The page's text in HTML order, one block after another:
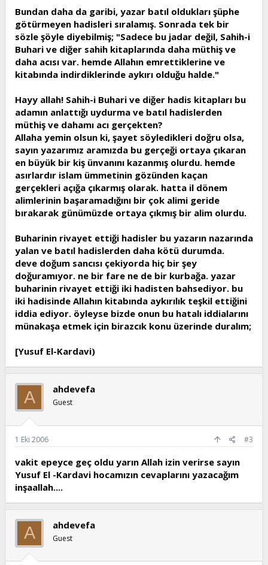
Bundan daha da garibi, yazar batıl oldukları şüphe
götürmeyen hadisleri sıralamış. Sonrada tek bir
sözle şöyle diyebilmiş; "Sadece bu jadar değil, Sahih-i
Buhari ve diğer sahih kitaplarında daha müthiş ve
daha acısı var. hemde Allahın emrettiklerine ve
kitabında indirdiklerinde aykırı olduğu halde."
Hayy allah! Sahih-i Buhari ve diğer hadis kitapları bu
adamın anlattığı uydurma ve batıl hadislerden
müthiş ve dahamı acı gerçekten?
Allaha yemin olsun ki, şayet söyledikleri doğru olsa,
sayın yazarımız aramızda bu gerçeği ortaya çıkaran
en büyük bir kiş ünvanını kazanmış olurdu. hemde
asırlardır islam ümmetinin gözünden kaçan
gerçekleri açığa çıkarmış olarak. hatta il dönem
alimlerinin başaramadığını bir çok alimi geride
bırakarak günümüzde ortaya çıkmış bir alim olurdu.
Buharinin rivayet ettiği hadisler bu yazarın nazarında
yalan ve batıl hadislerden daha kötü durumda.
deve doğum sancısı çekiyorda hiç bir şey
doğuramıyor. ne bir fare ne de bir kurbağa. yazar
buharinin rivayet ettiği iki hadisten bahsediyor. bu
iki hadisinde Allahın kitabında aykırılık teşkil ettiğini
iddia ediyor. öyleyse bizde onun bu hatalı iddialarını
münakaşa etmek için birazcık konu üzerinde duralım;
[Yusuf El-Kardavi)
A ahdevefa
Guest
1 Eki 2006 #3
vakit epeyce geç oldu yarın Allah izin verirse sayın
Yusuf El -Kardavi hocamızın cevaplarını yazacağım
inşaallah....
A ahdevefa
Guest